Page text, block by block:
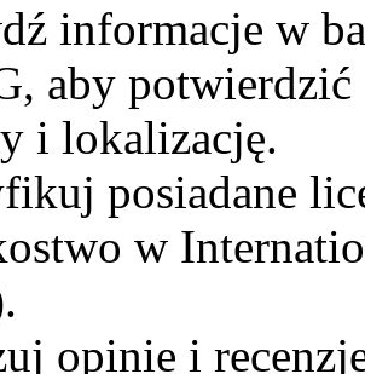
informacje w
aby
i lokalizację.
posiadane
w
opinie i